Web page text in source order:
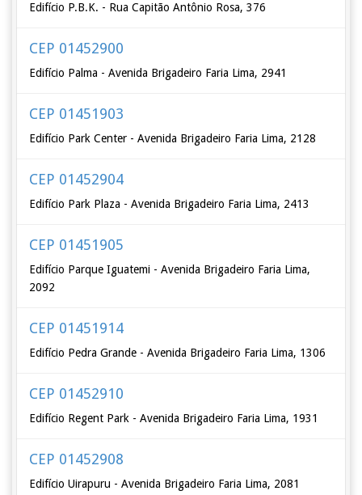
Edifício P.B.K. - Rua Capitão Antônio Rosa, 376
CEP 01452900
Edifício Palma - Avenida Brigadeiro Faria Lima, 2941
CEP 01451903
Edifício Park Center - Avenida Brigadeiro Faria Lima, 2128
CEP 01452904
Edifício Park Plaza - Avenida Brigadeiro Faria Lima, 2413
CEP 01451905
Edifício Parque Iguatemi - Avenida Brigadeiro Faria Lima,
2092
CEP 01451914
Edifício Pedra Grande - Avenida Brigadeiro Faria Lima, 1306
CEP 01452910
Edifício Regent Park - Avenida Brigadeiro Faria Lima, 1931
CEP 01452908
Edifício Uirapuru - Avenida Brigadeiro Faria Lima, 2081